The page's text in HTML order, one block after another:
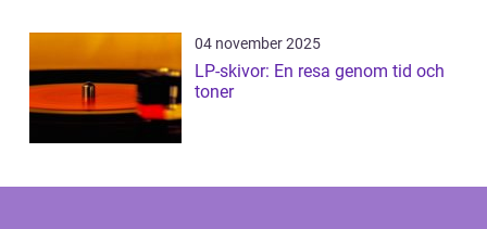
04 november 2025
LP-skivor: En resa genom tid och
toner